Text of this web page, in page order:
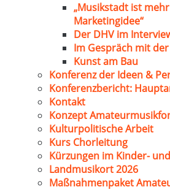
„Musikstadt ist
Marketingidee“
Der DHV im
Im Gespräch mit
Kunst am Bau
Konferenz der Ideen &
Konferenzbericht:
Kontakt
Konzept
Kulturpolitische Arbeit
Kurs Chorleitung
Kürzungen im Kinder-
Landmusikort 2026
Maßnahmenpaket